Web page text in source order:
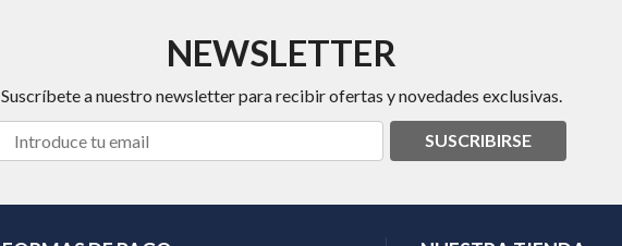
NEWSLETTER
Suscríbete a nuestro newsletter para recibir ofertas y novedades exclusivas.
SUSCRIBIRSE